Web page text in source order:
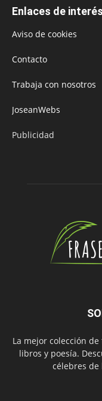
Enlaces de interés
Aviso de cookies
Contacto
Trabaja con nosotros
JoseanWebs
Publicidad
La mejor colección
libros y poesía.
célebres de